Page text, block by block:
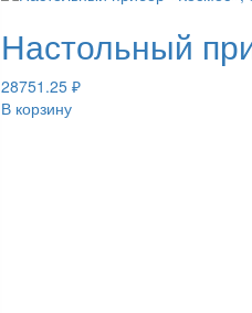
Настольный
28751.25 ₽
В корзину